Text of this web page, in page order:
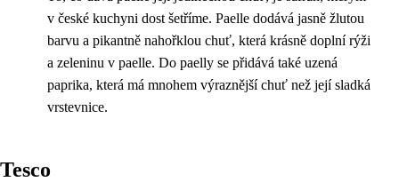
v české kuchyni dost šetříme. Paelle dodává jasně žlutou
barvu a pikantně nahořklou chuť, která krásně doplní rýži
a zeleninu v paelle. Do paelly se přidává také uzená
paprika, která má mnohem výraznější chuť než její sladká
vrstevnice.
Tesco